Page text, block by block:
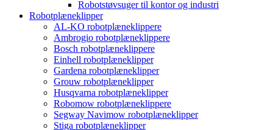
Robotstøvsuger til kontor og industri
Robotplæneklipper
AL-KO robotplæneklippere
Ambrogio robotplæneklippere
Bosch robotplæneklippere
Einhell robotplæneklipper
Gardena robotplæneklipper
Grouw robotplæneklipper
Husqvarna robotplæneklipper
Robomow robotplæneklippere
Segway Navimow robotplæneklipper
Stiga robotplæneklipper